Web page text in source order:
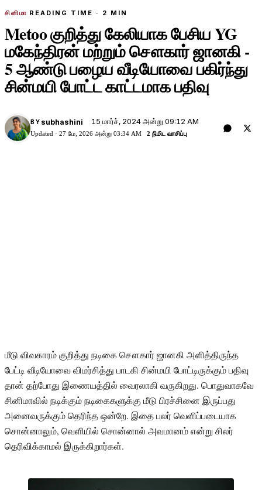
சினிமா READING TIME · 2 MIN
Metoo குறித்து கேலியாக பேசிய YG
மகேந்திரன் மற்றும் சௌகார் ஜானகி -
5 ஆண்டு பழைய வீடியோவை பகிர்ந்து
சின்மயி போட்ட காட்டமாக பதிவு
BY subhashini 15 மார்ச், 2024 அன்று 09:12 AM
Updated · 27 மே, 2026 அன்று 03:34 AM 2 நிமிட வாசிப்பு
மீடு விவகாரம் குறித்து நடிகை சௌகார் ஜானகி அளித்திருந்த
பேட்டி வீடியோவை விமர்சித்து பாடகி சின்மயி போட்டிருக்கும் பதிவு
தான் தற்போது இணையத்தில் வைரலாகி வருகிறது. பொதுவாகவே
சினிமாவில் நடிக்கும் நடிகைகளுக்கு மீடு பிரச்சினை இருப்பது
அனைவருக்கும் தெரிந்த ஒன்றே. இதை பலர் வெளிப்படையாக
சொன்னாலும், வெளியில் சொன்னால் அவமானம் என்று சிலர்
தெரிவிக்காமல் இருக்கிறார்கள்.